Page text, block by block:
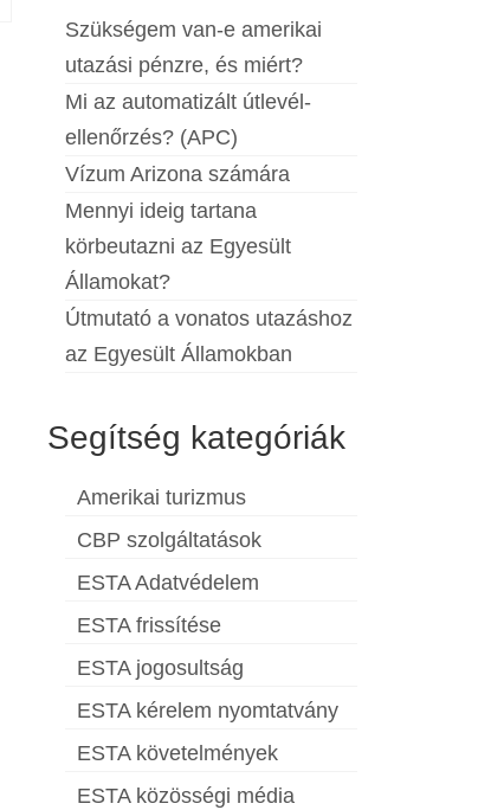
Szükségem van-e amerikai
utazási pénzre, és miért?
Mi az automatizált útlevél-
ellenőrzés? (APC)
Vízum Arizona számára
Mennyi ideig tartana
körbeutazni az Egyesült
Államokat?
Útmutató a vonatos utazáshoz
az Egyesült Államokban
Segítség kategóriák
Amerikai turizmus
CBP szolgáltatások
ESTA Adatvédelem
ESTA frissítése
ESTA jogosultság
ESTA kérelem nyomtatvány
ESTA követelmények
ESTA közösségi média